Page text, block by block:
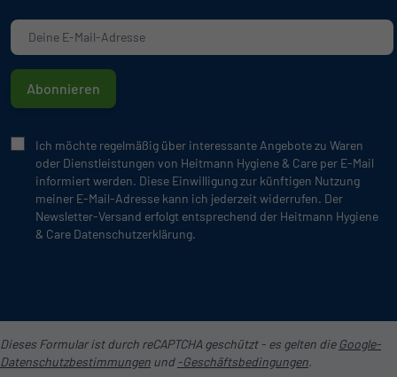
Abonnieren
Ich möchte regelmäßig über interessante Angebote zu Waren
oder Dienstleistungen von Heitmann Hygiene & Care per E-Mail
informiert werden. Diese Einwilligung zur künftigen Nutzung
meiner E-Mail-Adresse kann ich jederzeit widerrufen. Der
Newsletter-Versand erfolgt entsprechend der Heitmann Hygiene
& Care Datenschutzerklärung.
Dieses Formular ist durch reCAPTCHA geschützt - es gelten die Google-
Datenschutzbestimmungen und -Geschäftsbedingungen.